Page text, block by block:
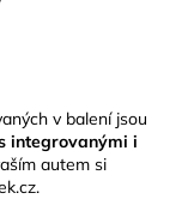
v balení jsou
integrovanými i
autem si